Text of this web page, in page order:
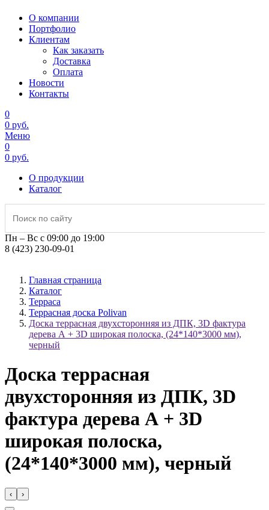
О компании
Портфолио
Клиентам
Как заказать
Доставка
Оплата
Новости
Контакты
0
0 руб.
Меню
0
0 руб.
О продукции
Каталог
Пн – Вс с 09:00 до 19:00
8 (423) 230-09-01
Главная страница
Каталог
Терраса
Террасная доска Polivan
Доска террасная двухсторонняя из ДПК, 3D фактура
дерева А + 3D широкая полоска, (24*140*3000 мм),
черный
Доска террасная
двухсторонняя из ДПК, 3D
фактура дерева А + 3D
широкая полоска,
(24*140*3000 мм), черный
‹ ›